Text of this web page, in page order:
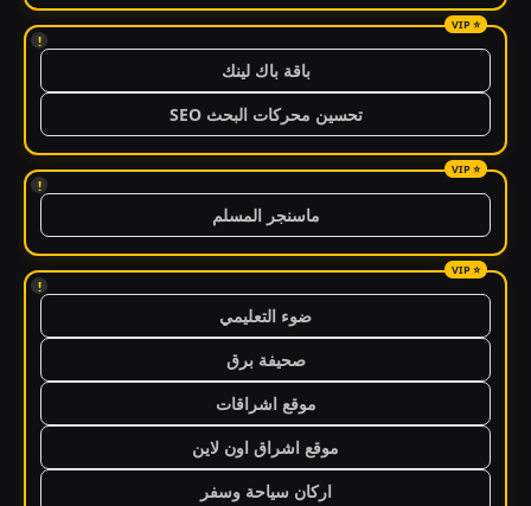
!
باقة باك لينك
تحسين محركات البحث SEO
!
ماسنجر المسلم
!
ضوء التعليمي
صحيفة برق
موقع اشراقات
موقع اشراق اون لاين
اركان سياحة وسفر